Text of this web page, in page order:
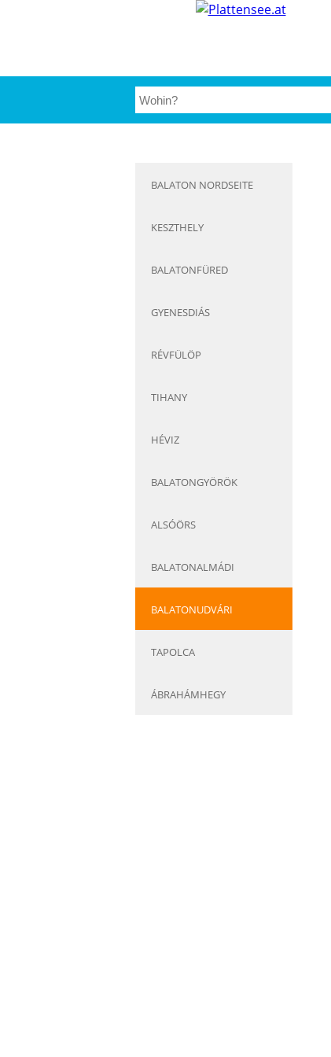
BALATON NORDSEITE
KESZTHELY
BALATONFÜRED
GYENESDIÁS
RÉVFÜLÖP
TIHANY
HÉVIZ
BALATONGYÖRÖK
ALSÓÖRS
BALATONALMÁDI
BALATONUDVÁRI
TAPOLCA
ÁBRAHÁMHEGY